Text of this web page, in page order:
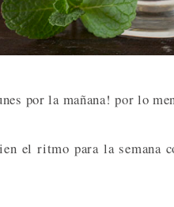
por la mañana! por lo
el ritmo para la semana